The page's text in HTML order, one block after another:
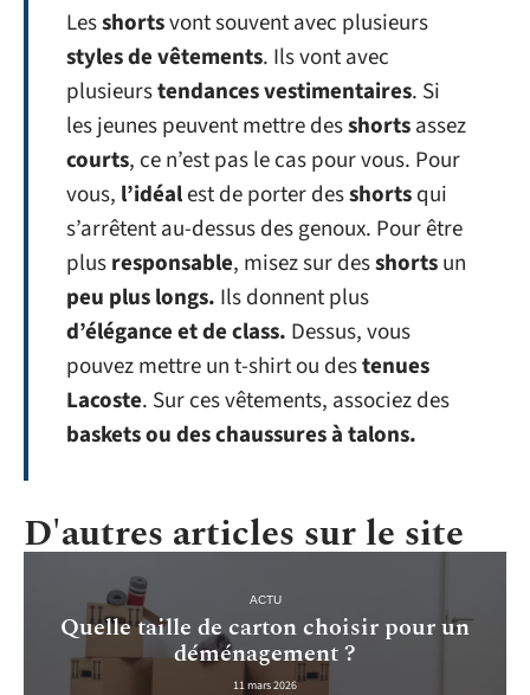
Lesshortsvont souvent avec plusieurs
styles de vêtements. Ils vont avec
plusieurstendances vestimentaires. Si
les jeunes peuvent mettre desshortsassez
courts, ce n’est pas le cas pour vous. Pour
vous, l’idéalest de porter desshortsqui
s’arrêtent au-dessus des genoux. Pour être
plusresponsable, misez sur desshortsun
peu plus longs. Ils donnent plus
d’élégance et de class. Dessus, vous
pouvez mettre un t-shirt ou destenues
Lacoste. Sur ces vêtements, associez des
baskets ou des chaussures à talons.
D'autres articles sur le site
ACTU
Quelle taille de carton choisir pour un
déménagement ?
11 mars 2026